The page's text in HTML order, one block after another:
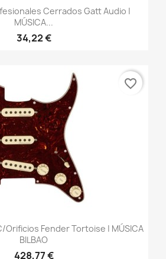
Cerrados Gatt Audio |
MÚSICA...
34,22 €
orificios Fender Tortoise | MÚSICA
BILBAO
428,77 €
favorite_border